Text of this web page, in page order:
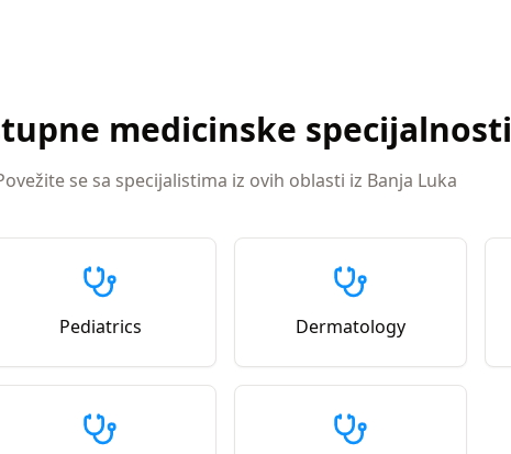
medicinske specijalnosti
se sa specijalistima iz ovih oblasti iz Banja Luka
Pediatrics Dermatology